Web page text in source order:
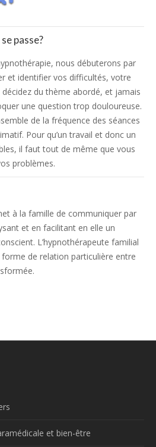
passe?
nous débuterons par
et identifier vos difficultés, votre
décidez du thème abordé, et jamais
une question trop douloureuse.
de la fréquence des séances
Pour qu’un travail et donc un
il faut tout de même que vous
problèmes.
à la famille de communiquer par
et en facilitant en elle un
L’hypnothérapeute familial
de relation particulière entre
et bien-être